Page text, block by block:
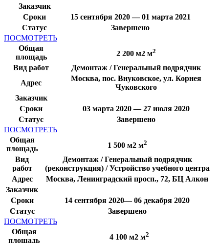
Заказчик
Сроки
15 сентября 2020 — 01 марта 2021
Статус
Завершено
ПОСМОТРЕТЬ
Общая
площадь
2 200 м2 м2
Вид работ
Демонтаж / Генеральный подрядчик
Адрес
Москва, пос. Внуковское, ул. Корнея
Чуковского
Заказчик
Сроки
03 марта 2020 — 27 июля 2020
Статус
Завершено
ПОСМОТРЕТЬ
Общая
площадь
1 500 м2 м2
Вид
работ
Демонтаж / Генеральный подрядчик
(реконструкция) / Устройство учебного центра
Адрес
Москва, Ленинградский просп., 72, БЦ Алкон
Заказчик
Сроки
14 сентября 2020— 06 декабря 2020
Статус
Завершено
ПОСМОТРЕТЬ
Общая
площадь
4 100 м2 м2